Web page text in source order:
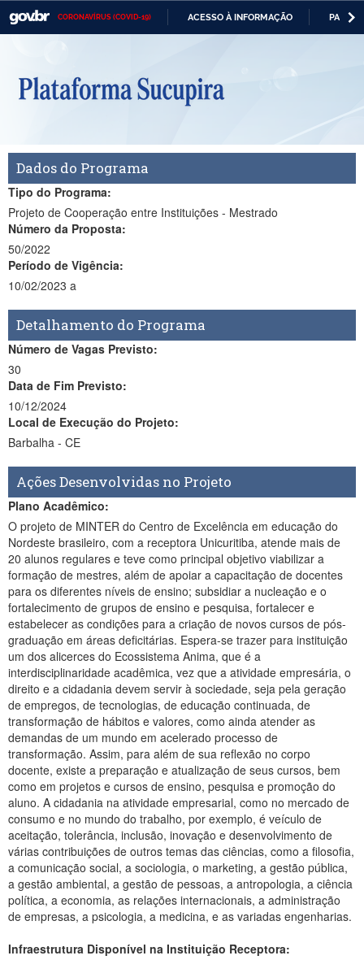
CORONAVÍRUS (COVID-19) ACESSO À INFORMAÇÃO
Casa Civil
Ministério da Defesa
Ministério da Economia
Ministério da Infraestrutura
Ministério da Agricultura, Pecuária e Abastecimento
Ministério da Educação
Ministério da Cidadania
Ministério da Saúde
Ministério de Minas e Energia
Ministério da Ciência, Tecnologia, Inovações e Comunicações
Ministério do Meio Ambiente
Ministério do Turismo
Ministério do Desenvolvimento Regional
Controladoria-Geral da União
Ministério da Mulher, da Família e dos Direitos Humanos
Secretaria-Geral
Secretaria de Governo
Gabinete de Segurança Institucional
Advocacia-Geral da União
Banco Central do Brasil
Planalto
Dados do Programa
Tipo do Programa:
Projeto de Cooperação entre Instituições - Mestrado
Número da Proposta:
50/2022
Período de Vigência:
10/02/2023 a
Detalhamento do Programa
Número de Vagas Previsto:
30
Data de Fim Previsto:
10/12/2024
Local de Execução do Projeto:
Barbalha - CE
Ações Desenvolvidas no Projeto
Plano Acadêmico:
O projeto de MINTER do Centro de Excelência em educação do
Nordeste brasileiro, com a receptora Unicuritiba, atende mais de
20 alunos regulares e teve como principal objetivo viabilizar a
formação de mestres, além de apoiar a capacitação de docentes
para os diferentes níveis de ensino; subsidiar a nucleação e o
fortalecimento de grupos de ensino e pesquisa, fortalecer e
estabelecer as condições para a criação de novos cursos de pós-
graduação em áreas deficitárias. Espera-se trazer para instituição
um dos alicerces do Ecossistema Anima, que é a
interdisciplinaridade acadêmica, vez que a atividade empresária, o
direito e a cidadania devem servir à sociedade, seja pela geração
de empregos, de tecnologias, de educação continuada, de
transformação de hábitos e valores, como ainda atender as
demandas de um mundo em acelerado processo de
transformação. Assim, para além de sua reflexão no corpo
docente, existe a preparação e atualização de seus cursos, bem
como em projetos e cursos de ensino, pesquisa e promoção do
aluno. A cidadania na atividade empresarial, como no mercado de
consumo e no mundo do trabalho, por exemplo, é veículo de
aceitação, tolerância, inclusão, inovação e desenvolvimento de
várias contribuições de outros temas das ciências, como a filosofia,
a comunicação social, a sociologia, o marketing, a gestão pública,
a gestão ambiental, a gestão de pessoas, a antropologia, a ciência
política, a economia, as relações internacionais, a administração
de empresas, a psicologia, a medicina, e as variadas engenharias.
Infraestrutura Disponível na Instituição Receptora: